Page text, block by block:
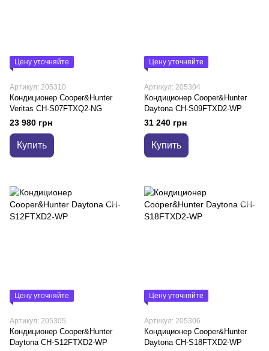
Цену уточняйте
Артикул: 205310
Кондиционер Cooper&Hunter
Veritas CH-S07FTXQ2-NG
23 980 грн
Купить
Цену уточняйте
Артикул: 205304
Кондиционер Cooper&Hunter
Daytona CH-S09FTXD2-WP
31 240 грн
Купить
Цену уточняйте
Артикул: 205305
Кондиционер Cooper&Hunter
Daytona CH-S12FTXD2-WP
Цену уточняйте
Артикул: 205306
Кондиционер Cooper&Hunter
Daytona CH-S18FTXD2-WP